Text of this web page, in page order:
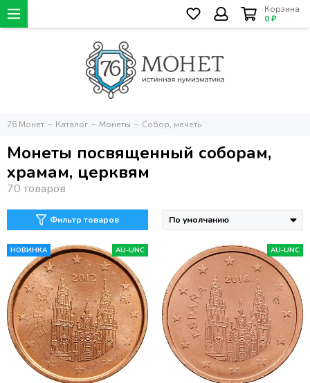
Корзина
0 ₽
76 Монет Каталог Монеты Собор, мечеть
Монеты посвященный соборам,
храмам, церквям
Фильтр товаров
НОВИНКА AU-UNC AU-UNC